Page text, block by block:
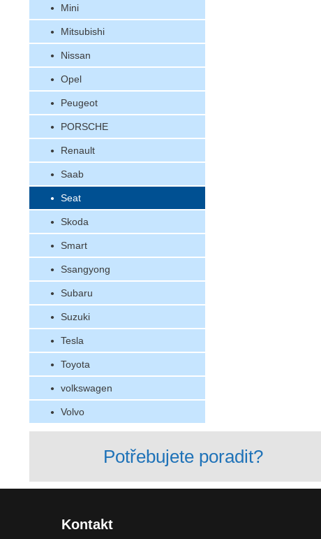
Mini
Mitsubishi
Nissan
Opel
Peugeot
PORSCHE
Renault
Saab
Seat
Skoda
Smart
Ssangyong
Subaru
Suzuki
Tesla
Toyota
volkswagen
Volvo
Potřebujete poradit?
Kontakt